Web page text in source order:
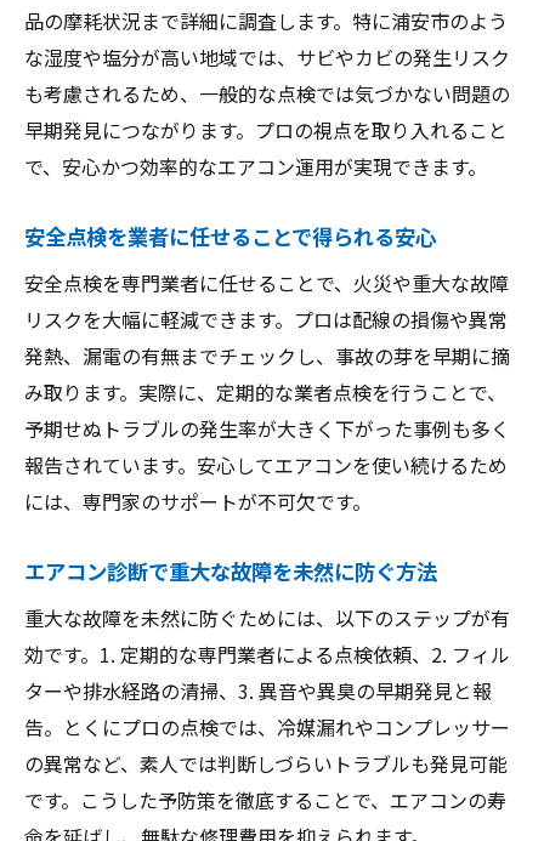
品の摩耗状況まで詳細に調査します。特に浦安市のよう
な湿度や塩分が高い地域では、サビやカビの発生リスク
も考慮されるため、一般的な点検では気づかない問題の
早期発見につながります。プロの視点を取り入れること
で、安心かつ効率的なエアコン運用が実現できます。
安全点検を業者に任せることで得られる安心
安全点検を専門業者に任せることで、火災や重大な故障
リスクを大幅に軽減できます。プロは配線の損傷や異常
発熱、漏電の有無までチェックし、事故の芽を早期に摘
み取ります。実際に、定期的な業者点検を行うことで、
予期せぬトラブルの発生率が大きく下がった事例も多く
報告されています。安心してエアコンを使い続けるため
には、専門家のサポートが不可欠です。
エアコン診断で重大な故障を未然に防ぐ方法
重大な故障を未然に防ぐためには、以下のステップが有
効です。1. 定期的な専門業者による点検依頼、2. フィル
ターや排水経路の清掃、3. 異音や異臭の早期発見と報
告。とくにプロの点検では、冷媒漏れやコンプレッサー
の異常など、素人では判断しづらいトラブルも発見可能
です。こうした予防策を徹底することで、エアコンの寿